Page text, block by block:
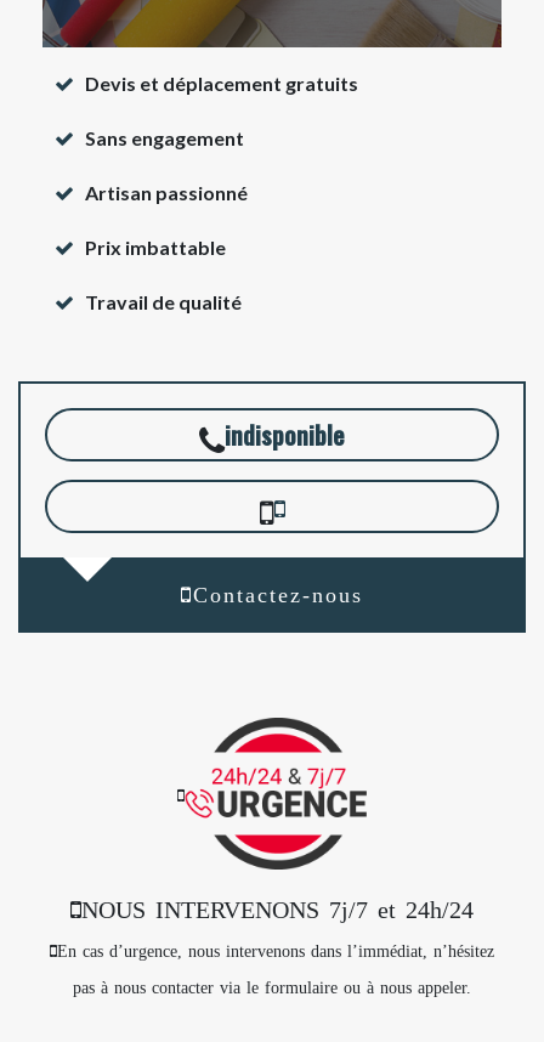
Devis et déplacement gratuits
Sans engagement
Artisan passionné
Prix imbattable
Travail de qualité
indisponible
Contactez-nous
NOUS INTERVENONS 7j/7 et 24h/24
En cas d’urgence, nous intervenons dans l’immédiat, n’hésitez
pas à nous contacter via le formulaire ou à nous appeler.